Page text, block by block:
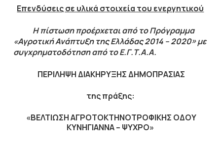
Επενδύσεις σε υλικά στοιχεία του ενεργητικού
Η πίστωση προέρχεται από το Πρόγραμμα
«Αγροτική Ανάπτυξη της Ελλάδας 2014 – 2020» με
συγχρηματοδότηση από το Ε.Γ.Τ.Α.Α.
ΠΕΡΙΛΗΨΗ ΔΙΑΚΗΡΥΞΗΣ ΔΗΜΟΠΡΑΣΙΑΣ
της πράξης:
«ΒΕΛΤΙΩΣΗ ΑΓΡΟΤΟΚΤΗΝΟΤΡΟΦΙΚΗΣ ΟΔΟΥ
ΚΥΝΗΓΙΑΝΝΑ – ΨΥΧΡΟ»